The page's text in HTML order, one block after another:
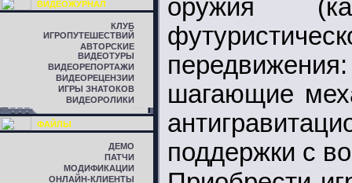
ВИДЕОЖУРНАЛ
КЛУБ
ИГРОПУТЕШЕСТВИЙ
АВТОРСКИЕ
ВИДЕОТУРЫ
ВИДЕОРЕПОРТАЖИ
ВИДЕОРЕЦЕНЗИИ
ИГРЫ ЗНАТОКОВ
ВИДЕОРОЛИКИ
ФАЙЛЫ
ДЕМО
ПАТЧИ
МОДИФИКАЦИИ
ОНЛАЙН-КЛИЕНТЫ
оружия
шагающие
поддержки с